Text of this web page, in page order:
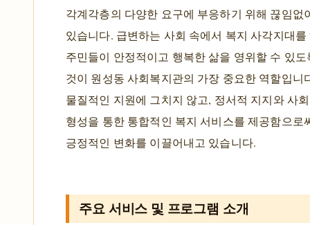
각계각층의 다양한 요구에 부응하기 위해 끊임없
있습니다. 급변하는 사회 속에서 복지 사각지대
주민들이 안정적이고 행복한 삶을 영위할 수 있
것이 원성동 사회복지관의 가장 중요한 역할입니
물질적인 지원에 그치지 않고, 정서적 지지와 사
형성을 통한 통합적인 복지 서비스를 제공함으로
긍정적인 변화를 이끌어내고 있습니다.
주요 서비스 및 프로그램 소개